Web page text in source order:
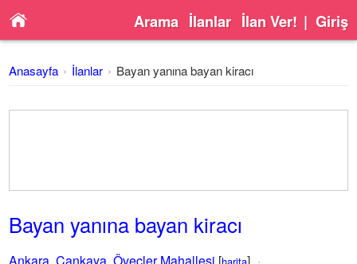
Arama İlanlar İlan Ver! | Giriş
Anasayfa İlanlar Bayan yanına bayan kiracı
Bayan yanına bayan kiracı